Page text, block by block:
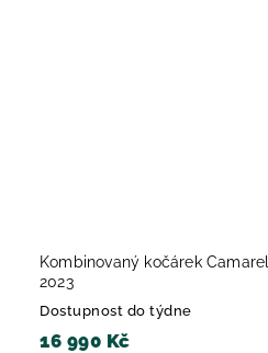
Kombinovaný kočárek
2023
Dostupnost do týdne
16 990 Kč